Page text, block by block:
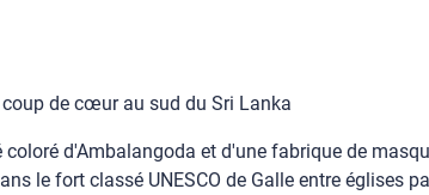
de cœur au sud du Sri Lanka
d'Ambalangoda et d'une fabrique de
le fort classé UNESCO de Galle entre églises